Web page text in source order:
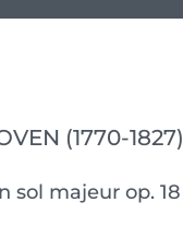
(1770-1827)
sol majeur op. 18